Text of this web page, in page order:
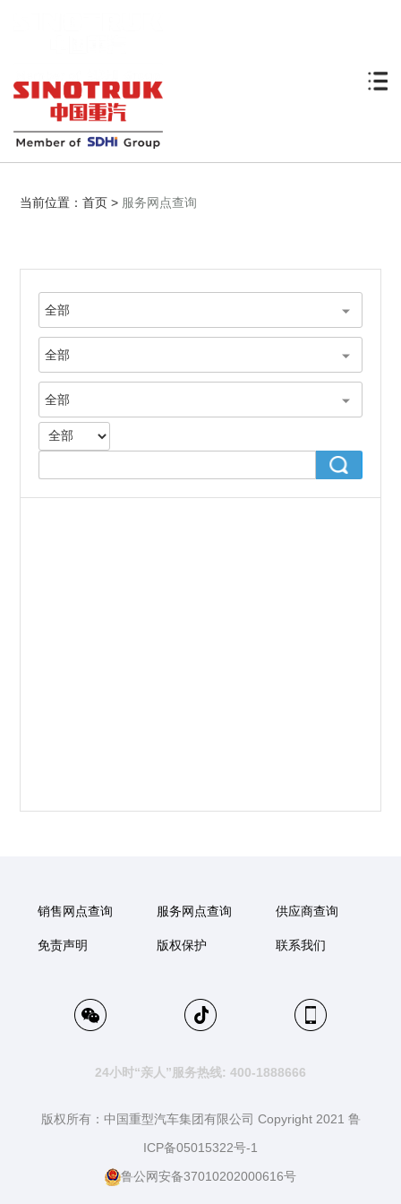
当前位置：首页 > 服务网点查询
销售网点查询 服务网点查询 供应商查询
免责声明 版权保护 联系我们
24小时“亲人”服务热线: 400-1888666
版权所有：中国重型汽车集团有限公司 Copyright 2021 鲁
ICP备05015322号-1
鲁公网安备37010202000616号